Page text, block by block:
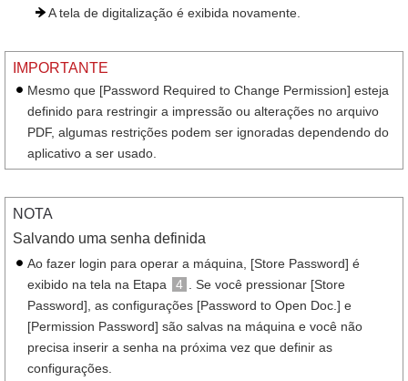
A tela de digitalização é exibida novamente.
IMPORTANTE
Mesmo que [Password Required to Change Permission] esteja
definido para restringir a impressão ou alterações no arquivo
PDF, algumas restrições podem ser ignoradas dependendo do
aplicativo a ser usado.
NOTA
Salvando uma senha definida
Ao fazer login para operar a máquina, [Store Password] é
exibido na tela na Etapa
4
. Se você pressionar [Store
Password], as configurações [Password to Open Doc.] e
[Permission Password] são salvas na máquina e você não
precisa inserir a senha na próxima vez que definir as
configurações.